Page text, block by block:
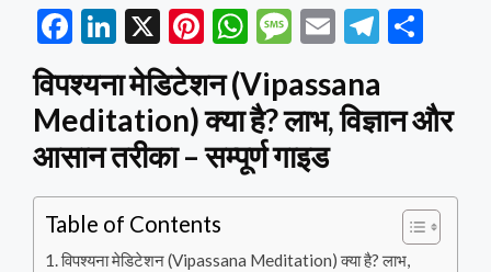
F
e
b
o
o
k
Li
n
ke
dI
n
X
Pi
nt
er
es
t
W
h
at
s
A
p
M
sa
g
e
E
ai
l
T
gr
m
ar
e
विपश्यना मेडिटेशन (Vipassana
Meditation) क्या है? लाभ, विज्ञान और
आसान तरीका – सम्पूर्ण गाइड
Table of Contents
विपश्यना मेडिटेशन (Vipassana Meditation) क्या है? लाभ,